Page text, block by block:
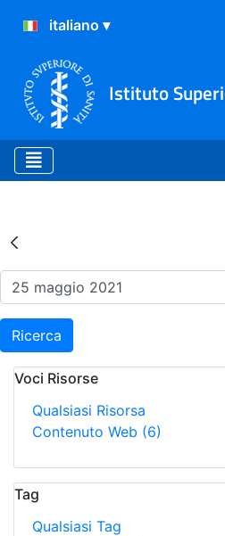
Istituto
Risultati della
Ricerca
Voci Risorse
Qualsiasi Risorsa
Contenuto Web (6)
Tag
Qualsiasi Tag